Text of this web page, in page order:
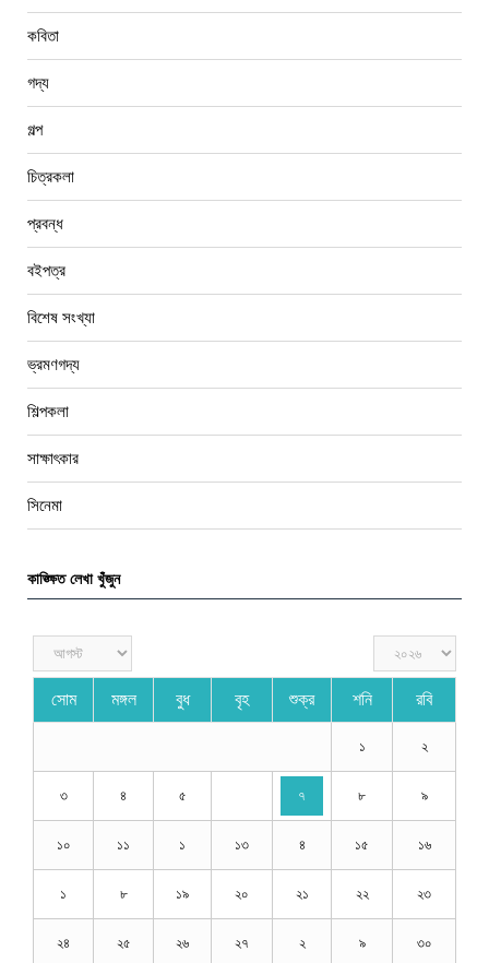
কবিতা
গদ্য
গল্প
চিত্রকলা
প্রবন্ধ
বইপত্র
বিশেষ সংখ্যা
ভ্রমণগদ্য
শিল্পকলা
সাক্ষাৎকার
সিনেমা
কাঙ্ক্ষিত লেখা খুঁজুন
সোম মঙ্গল বুধ বৃহ শুক্র শনি রবি
১ ২
৩ ৪ ৫ ৭ ৮ ৯
১০ ১১ ১ ১৩ ৪ ১৫ ১৬
১ ৮ ১৯ ২০ ২১ ২২ ২৩
২৪ ২৫ ২৬ ২৭ ২ ৯ ৩০